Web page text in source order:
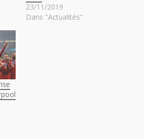
23/11/2019
Dans "Actualités"